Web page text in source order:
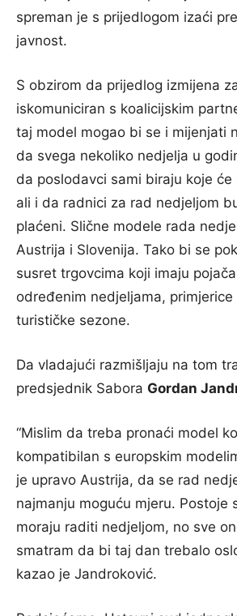
spreman je s prijedlogom izaći
javnost.
S obzirom da prijedlog izmijena
iskomuniciran s koalicijskim
taj model mogao bi se i mijenjati
da svega nekoliko nedjelja u
da poslodavci sami biraju koje
ali i da radnici za rad nedjeljom
plaćeni. Slične modele rada
Austrija i Slovenija. Tako bi se
susret trgovcima koji imaju
određenim nedjeljama, primjerice
turističke sezone.
Da vladajući razmišljaju na tom
predsjednik Sabora Gordan
“Mislim da treba pronaći model
kompatibilan s europskim
je upravo Austrija, da se rad
najmanju moguću mjeru. Postoje
moraju raditi nedjeljom, no sve
smatram da bi taj dan trebalo
kazao je Jandroković.